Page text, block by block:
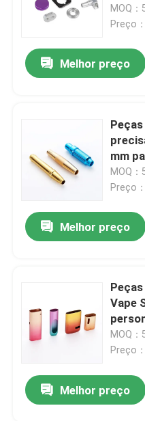
MOQ
Preço
Melhor preço
mm
MOQ
Preço
Melhor preço
Vape
MOQ
Preço
Melhor preço